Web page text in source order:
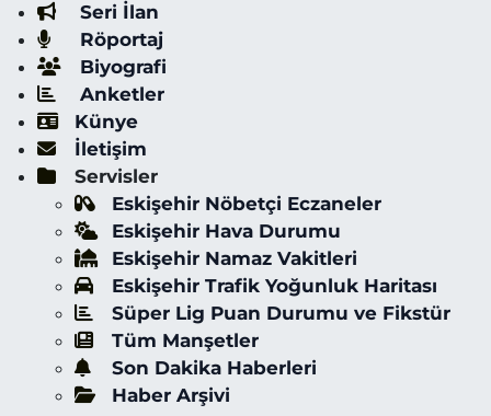
Seri İlan
Röportaj
Biyografi
Anketler
Künye
İletişim
Servisler
Eskişehir Nöbetçi Eczaneler
Eskişehir Hava Durumu
Eskişehir Namaz Vakitleri
Eskişehir Trafik Yoğunluk Haritası
Süper Lig Puan Durumu ve Fikstür
Tüm Manşetler
Son Dakika Haberleri
Haber Arşivi